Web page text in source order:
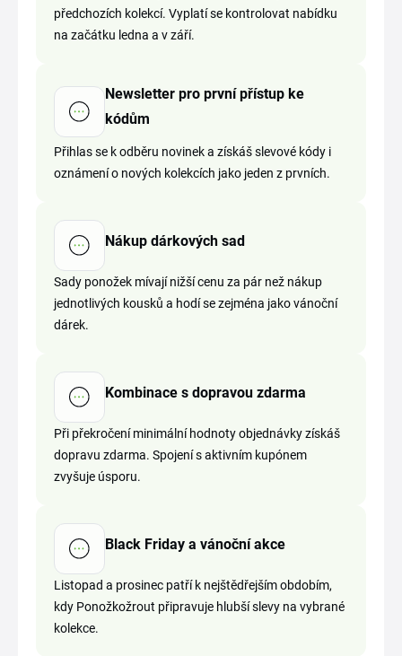
předchozích kolekcí. Vyplatí se kontrolovat nabídku
na začátku ledna a v září.
Newsletter pro první přístup ke
kódům
Přihlas se k odběru novinek a získáš slevové kódy i
oznámení o nových kolekcích jako jeden z prvních.
Nákup dárkových sad
Sady ponožek mívají nižší cenu za pár než nákup
jednotlivých kousků a hodí se zejména jako vánoční
dárek.
Kombinace s dopravou zdarma
Při překročení minimální hodnoty objednávky získáš
dopravu zdarma. Spojení s aktivním kupónem
zvyšuje úsporu.
Black Friday a vánoční akce
Listopad a prosinec patří k nejštědřejším obdobím,
kdy Ponožkožrout připravuje hlubší slevy na vybrané
kolekce.